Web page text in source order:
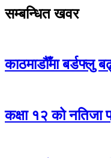
सम्बन्धित खवर
काठमाडौँमा बर्डफ्लु
कक्षा १२ को नतिजा